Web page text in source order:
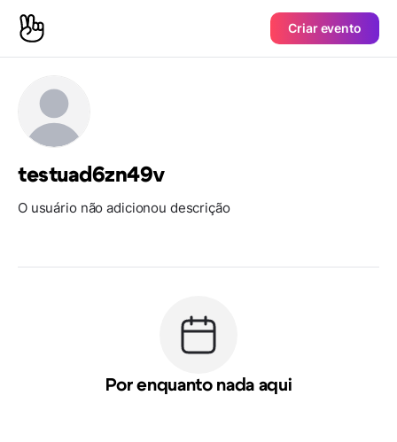
Criar evento
testuad6zn49v
O usuário não adicionou descrição
Por enquanto nada aqui